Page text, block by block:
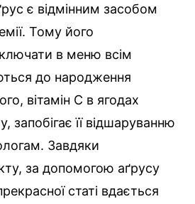
є відмінним засобом
Тому його
в меню всім
до народження
вітамін С в ягодах
запобігає її відшаруванню
Завдяки
за допомогою аґрусу
статі вдається